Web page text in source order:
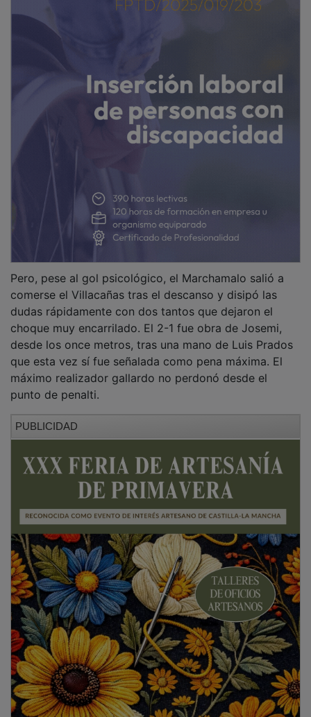
comerse el Villacañas tras el descanso y disipó las
dudas rápidamente con dos tantos que dejaron el
choque muy encarrilado. El 2-1 fue obra de Josemi,
desde los once metros, tras una mano de Luis Prados
que esta vez sí fue señalada como pena máxima. El
máximo realizador gallardo no perdonó desde el
punto de penalti.